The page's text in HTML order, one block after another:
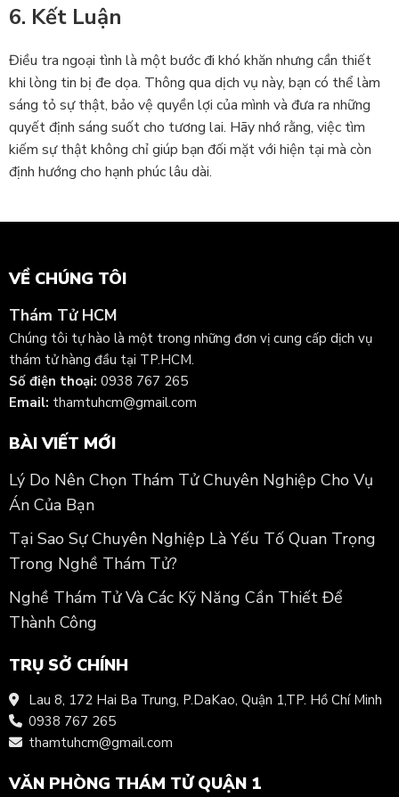
6. Kết Luận
Điều tra ngoại tình là một bước đi khó khăn nhưng cần thiết
khi lòng tin bị đe dọa. Thông qua dịch vụ này, bạn có thể làm
sáng tỏ sự thật, bảo vệ quyền lợi của mình và đưa ra những
quyết định sáng suốt cho tương lai. Hãy nhớ rằng, việc tìm
kiếm sự thật không chỉ giúp bạn đối mặt với hiện tại mà còn
định hướng cho hạnh phúc lâu dài.
VỀ CHÚNG TÔI
Thám Tử HCM
Chúng tôi tự hào là một trong những đơn vị cung cấp dịch vụ
thám tử hàng đầu tại TP.HCM.
Số điện thoại: 0938 767 265
Email: thamtuhcm@gmail.com
BÀI VIẾT MỚI
Lý Do Nên Chọn Thám Tử Chuyên Nghiệp Cho Vụ
Án Của Bạn
Tại Sao Sự Chuyên Nghiệp Là Yếu Tố Quan Trọng
Trong Nghề Thám Tử?
Nghề Thám Tử Và Các Kỹ Năng Cần Thiết Để
Thành Công
TRỤ SỞ CHÍNH
Lau 8, 172 Hai Ba Trung, P.DaKao, Quận 1,TP. Hồ Chí Minh
0938 767 265
thamtuhcm@gmail.com
VĂN PHÒNG THÁM TỬ QUẬN 1